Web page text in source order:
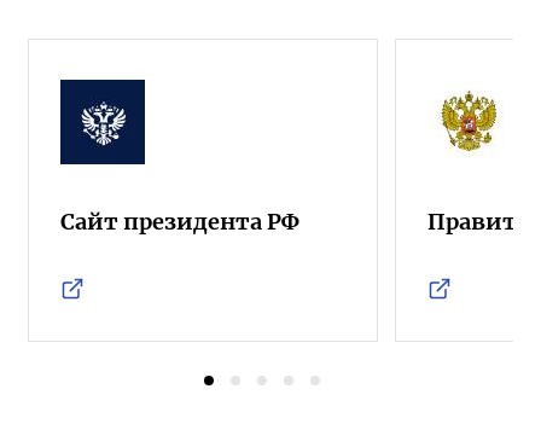
Сайт президента РФ